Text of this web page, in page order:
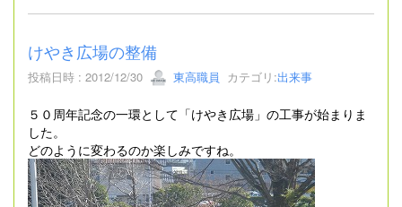
けやき広場の整備
投稿日時 : 2012/12/30 東高職員 カテゴリ:出来事
５０周年記念の一環として「けやき広場」の工事が始まりま
した。
どのように変わるのか楽しみですね。